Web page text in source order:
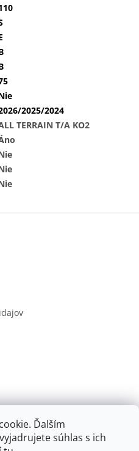
Ďalším
súhlas s ich
2025/2024
TERRAIN T/A KO2